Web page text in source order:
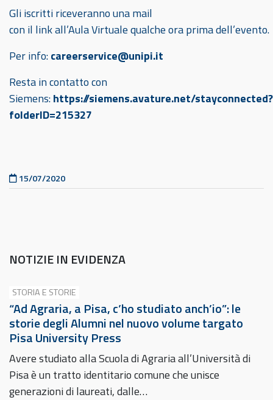
Pubblicato il
15/07/2020
Gli iscritti riceveranno una mail
con il link all’Aula Virtuale qualche ora prima dell’evento.
Per info:careerservice@unipi.it
Resta in contatto con
Siemens:https://siemens.avature.net/stayconnected?
folderID=215327
NOTIZIE IN EVIDENZA
STORIA E STORIE
“Ad Agraria, a Pisa, c’ho studiato anch’io”: le
storie degli Alumni nel nuovo volume targato
Pisa University Press
Avere studiato alla Scuola di Agraria all’Università di
Pisa è un tratto identitario comune che unisce
generazioni di laureati, dalle…